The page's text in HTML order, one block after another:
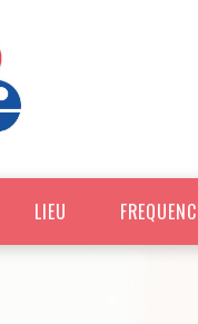
LIEU